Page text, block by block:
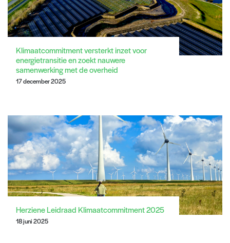
Klimaatcommitment versterkt inzet voor
energietransitie en zoekt nauwere
samenwerking met de overheid
17 december 2025
Herziene Leidraad Klimaatcommitment 2025
18 juni 2025